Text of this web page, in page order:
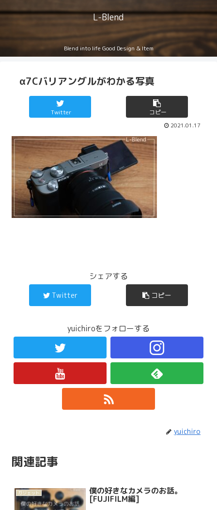
L-Blend
Blend into life Good Design & Item
α7Cバリアングルがわかる写真
Twitter コピー
2021.01.17
シェアする
Twitter コピー
yuichiroをフォローする
yuichiro
関連記事
ガジェット 僕の好きなカメラのお話。
[FUJIFILM編]